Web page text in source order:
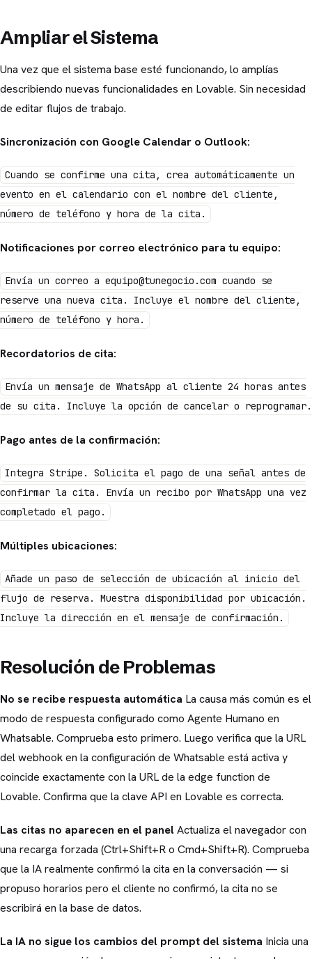
Ampliar el Sistema
Una vez que el sistema base esté funcionando, lo amplías
describiendo nuevas funcionalidades en Lovable. Sin necesidad
de editar flujos de trabajo.
Sincronización con Google Calendar o Outlook:
Cuando se confirme una cita, crea automáticamente un
evento en el calendario con el nombre del cliente,
número de teléfono y hora de la cita.
Notificaciones por correo electrónico para tu equipo:
Envía un correo a equipo@tunegocio.com cuando se
reserve una nueva cita. Incluye el nombre del cliente,
número de teléfono y hora.
Recordatorios de cita:
Envía un mensaje de WhatsApp al cliente 24 horas antes
de su cita. Incluye la opción de cancelar o reprogramar.
Pago antes de la confirmación:
Integra Stripe. Solicita el pago de una señal antes de
confirmar la cita. Envía un recibo por WhatsApp una vez
completado el pago.
Múltiples ubicaciones:
Añade un paso de selección de ubicación al inicio del
flujo de reserva. Muestra disponibilidad por ubicación.
Incluye la dirección en el mensaje de confirmación.
Resolución de Problemas
No se recibe respuesta automática La causa más común es el
modo de respuesta configurado como Agente Humano en
Whatsable. Comprueba esto primero. Luego verifica que la URL
del webhook en la configuración de Whatsable está activa y
coincide exactamente con la URL de la edge function de
Lovable. Confirma que la clave API en Lovable es correcta.
Las citas no aparecen en el panelActualiza el navegador con
una recarga forzada (Ctrl+Shift+R o Cmd+Shift+R). Comprueba
que la IA realmente confirmó la cita en la conversación — si
propuso horarios pero el cliente no confirmó, la cita no se
escribirá en la base de datos.
La IA no sigue los cambios del prompt del sistema Inicia una